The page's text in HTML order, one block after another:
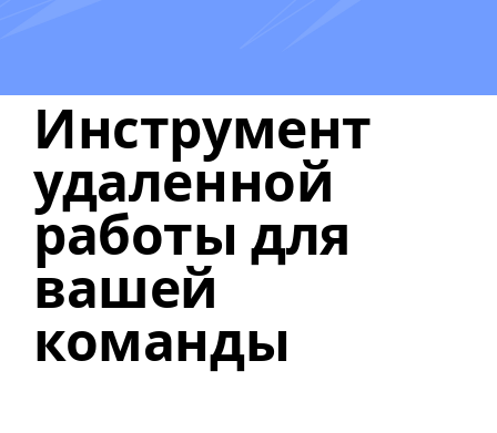
Инструмент
удаленной
работыдля
вашей
команды